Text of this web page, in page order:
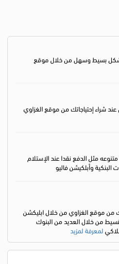
بسيط وسهل من خلال موقع
شراء إحتياجاتك من موقع الغزاوي
مثل الدفع نقدا عند الإستلام
البنكية وأبلكيشن فاليو
من موقع الغزاوي من خلال ابليكشن
من خلال العديد من البنوك
لمعرفة لمزيد